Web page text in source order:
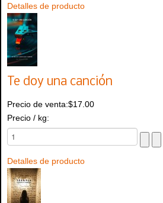
Detalles de producto
Te doy una canción
Precio de venta:$17.00
Precio / kg:
Detalles de producto